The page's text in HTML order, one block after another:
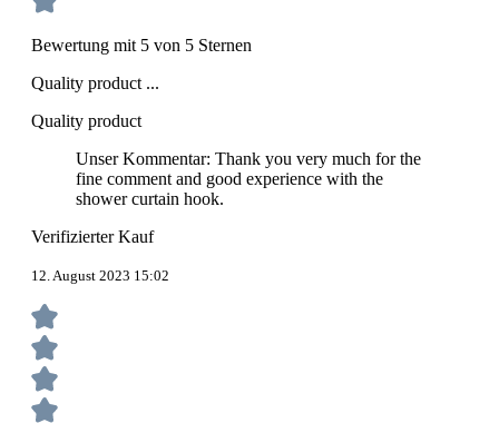
Bewertung mit 5 von 5 Sternen
Quality product ...
Quality product
Unser Kommentar: Thank you very much for the
fine comment and good experience with the
shower curtain hook.
Verifizierter Kauf
12. August 2023 15:02